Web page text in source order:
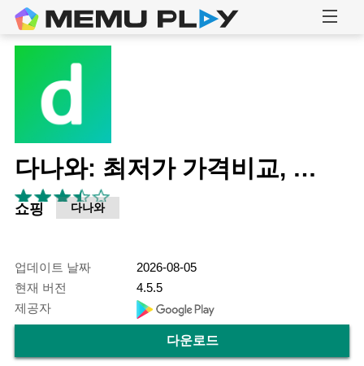
다나와: 최저가 가격비교, 조립PC, 자동차, 여행
쇼핑 다나와
업데이트 날짜
2026-08-05
현재 버전
4.5.5
제공자
다운로드